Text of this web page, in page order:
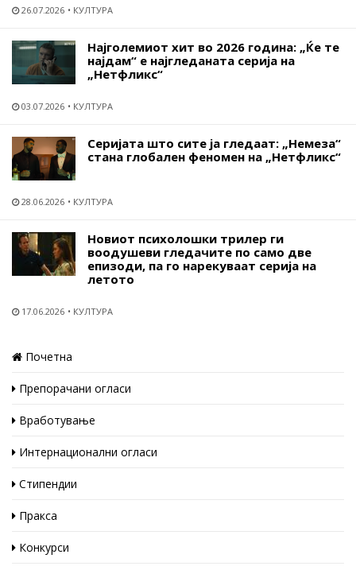
26.07.2026 КУЛТУРА
Најголемиот хит во 2026 година: „Ќе те
најдам“ е најгледаната серија на
„Нетфликс“
03.07.2026 КУЛТУРА
Серијата што сите ја гледаат: „Немеза“
стана глобален феномен на „Нетфликс“
28.06.2026 КУЛТУРА
Новиот психолошки трилер ги
воодушеви гледачите по само две
епизоди, па го нарекуваат серија на
летото
17.06.2026 КУЛТУРА
Почетна
Препорачани огласи
Вработување
Интернационални огласи
Стипендии
Пракса
Конкурси